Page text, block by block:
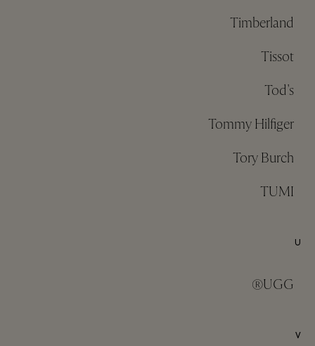
Timberland
Tissot
Tod's
Tommy Hilfiger
Tory Burch
TUMI
U
UGG®
V